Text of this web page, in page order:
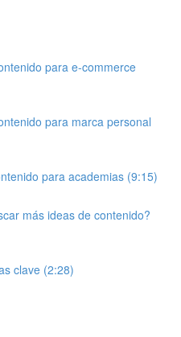
para e-commerce
para marca personal
para academias (9:15)
más ideas de contenido?
clave (2:28)